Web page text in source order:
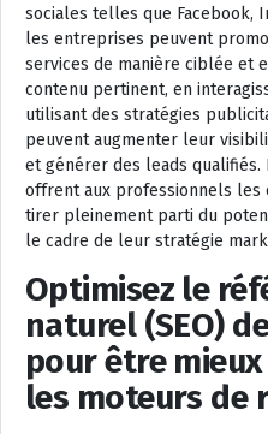
sociales telles que Facebook,
les entreprises peuvent
services de manière ciblée et
contenu pertinent, en
utilisant des stratégies
peuvent augmenter leur
et générer des leads
offrent aux professionnels les
tirer pleinement parti du
le cadre de leur stratégie
Optimisez le
naturel (SEO)
pour être
les moteurs de